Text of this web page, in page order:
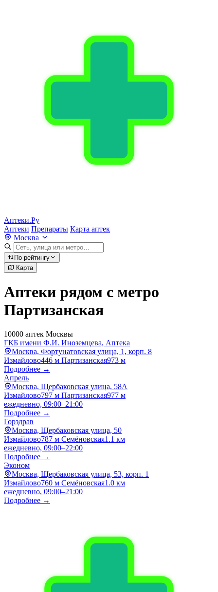
Аптеки.Ру
Аптеки Препараты Карта аптек
Москва
По рейтингу
Карта
Аптеки рядом с метро
Партизанская
10000 аптек Москвы
ГКБ имени Ф.И. Иноземцева, Аптека
Москва, Фортунатовская улица, 1, корп. 8
Измайлово446 м Партизанская973 м
Подробнее →
Апрель
Москва, Щербаковская улица, 58А
Измайлово797 м Партизанская977 м
ежедневно, 09:00–21:00
Подробнее →
Горздрав
Москва, Щербаковская улица, 50
Измайлово787 м Семёновская1.1 км
ежедневно, 09:00–22:00
Подробнее →
Эконом
Москва, Щербаковская улица, 53, корп. 1
Измайлово760 м Семёновская1.0 км
ежедневно, 09:00–21:00
Подробнее →